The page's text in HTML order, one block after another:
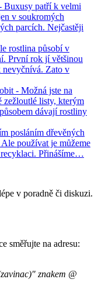
Buxusy patří k velmi
v soukromých
parcích. Nejčastěji
rostlina působí v
První rok jí většinou
nevyčnívá. Zato v
- Možná jste na
zežloutlé listy, kterým
dávají rostliny
posláním dřevěných
používat je můžeme
Přinášíme…
v poradně či diskuzi.
směřujte na adresu:
znakem @